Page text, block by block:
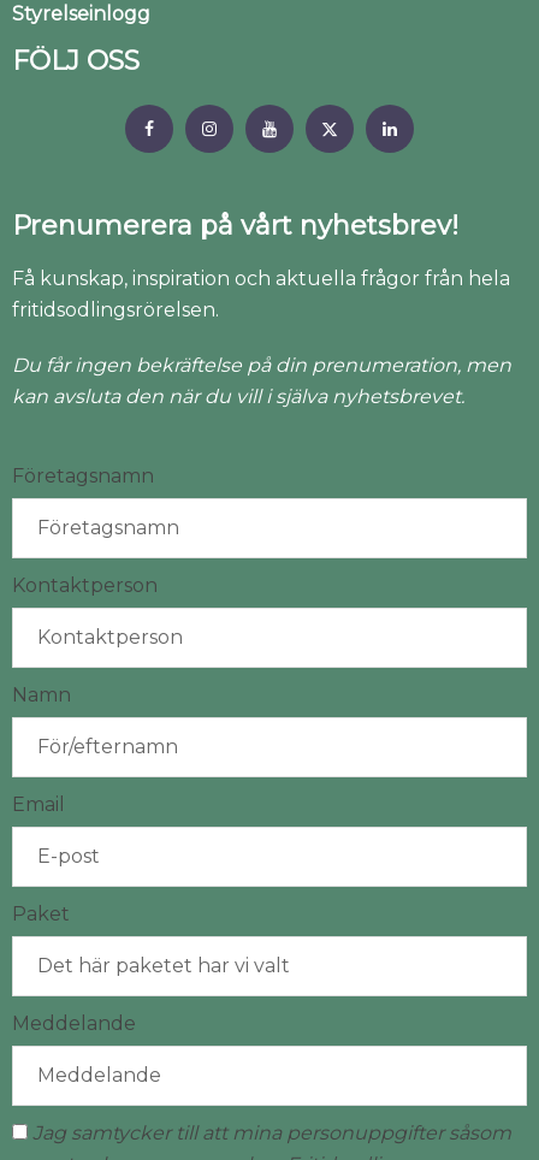
Styrelseinlogg
FÖLJ OSS
Prenumerera på vårt nyhetsbrev!
Få kunskap, inspiration och aktuella frågor från hela
fritidsodlingsrörelsen.
Du får ingen bekräftelse på din prenumeration, men
kan avsluta den när du vill i själva nyhetsbrevet.
Företagsnamn
Kontaktperson
Namn
Email
Paket
Meddelande
Jag samtycker till att mina personuppgifter såsom